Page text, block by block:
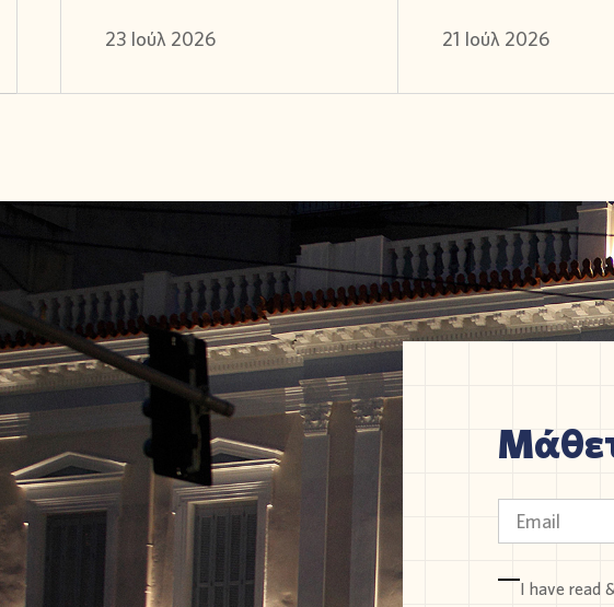
23 Ιούλ 2026 21 Ιούλ 2026
I have read